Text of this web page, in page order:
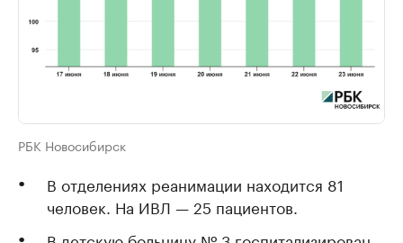
РБК Новосибирск
В отделениях реанимации находится 81
человек. На ИВЛ — 25 пациентов.